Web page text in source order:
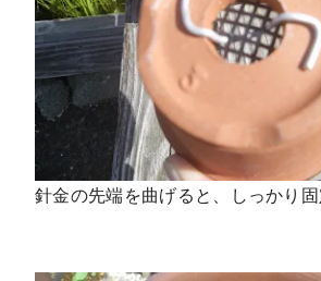
針金の先端を曲げると、しっかり固